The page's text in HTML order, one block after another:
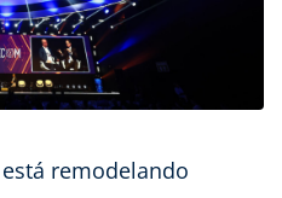
remodelando